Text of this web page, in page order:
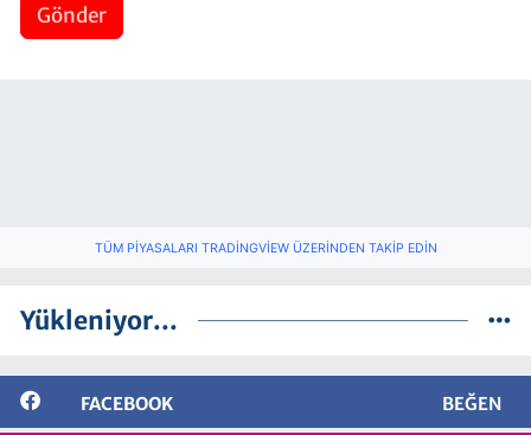
Gönder
TÜM PIYASALARI TRADINGVIEW ÜZERINDEN TAKIP EDIN
Yükleniyor...
FACEBOOK BEĞEN